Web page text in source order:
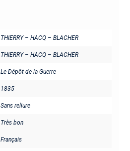
THIERRY – HACQ – BLACHER
THIERRY – HACQ – BLACHER
Le Dépôt de la Guerre
1835
Sans reliure
Très bon
Français